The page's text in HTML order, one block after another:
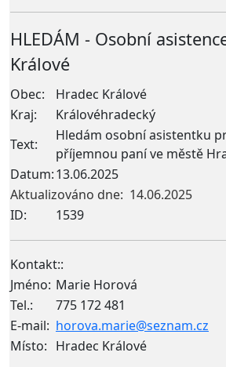
HLEDÁM - Osobní asistence -
Králové
Obec:
Hradec Králové
Kraj:
Královéhradecký
Text:
Hledám osobní asistentku
příjemnou paní ve městě
Datum:13.06.2025
Aktualizováno dne: 14.06.2025
ID:
1539
Kontakt::
Jméno: Marie Horová
Tel.:
775 172 481
E-mail: horova.marie@seznam.cz
Místo: Hradec Králové